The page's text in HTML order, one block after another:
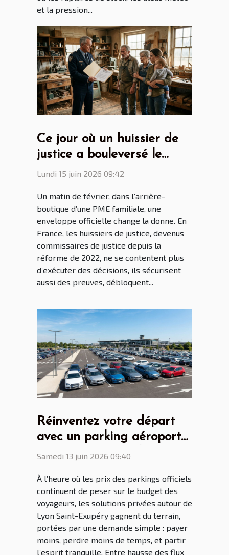
et la pression...
Ce jour où un huissier de
justice a bouleversé le
destin d’une entreprise
Lundi 15 juin 2026 09:42
Un matin de février, dans l’arrière-
boutique d’une PME familiale, une
enveloppe officielle change la donne. En
France, les huissiers de justice, devenus
commissaires de justice depuis la
réforme de 2022, ne se contentent plus
d’exécuter des décisions, ils sécurisent
aussi des preuves, débloquent...
Réinventez votre départ
avec un parking aéroport
Lyon Saint Ex malin
Samedi 13 juin 2026 09:40
À l’heure où les prix des parkings officiels
continuent de peser sur le budget des
voyageurs, les solutions privées autour de
Lyon Saint-Exupéry gagnent du terrain,
portées par une demande simple : payer
moins, perdre moins de temps, et partir
l’esprit tranquille. Entre hausse des flux